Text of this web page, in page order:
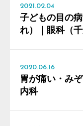
2021.02.04
子どもの目の
れ）｜眼科（千
2020.06.16
胃が痛い・み
内科